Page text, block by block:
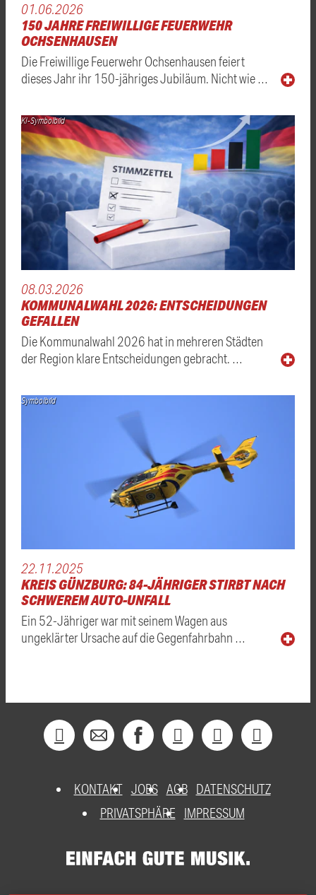
01.06.2026
150 JAHRE FREIWILLIGE FEUERWEHR
OCHSENHAUSEN
Die Freiwillige Feuerwehr Ochsenhausen feiert
dieses Jahr ihr 150-jähriges Jubiläum. Nicht wie …
KI-Symbolbild
08.03.2026
KOMMUNALWAHL 2026: ENTSCHEIDUNGEN
GEFALLEN
Die Kommunalwahl 2026 hat in mehreren Städten
der Region klare Entscheidungen gebracht. …
Symbolbild
22.11.2025
KREIS GÜNZBURG: 84-JÄHRIGER STIRBT NACH
SCHWEREM AUTO-UNFALL
Ein 52-Jähriger war mit seinem Wagen aus
ungeklärter Ursache auf die Gegenfahrbahn …
KONTAKT JOBS AGB DATENSCHUTZ
PRIVATSPHÄRE
IMPRESSUM